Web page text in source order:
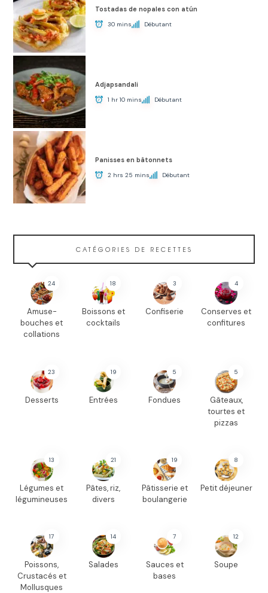
Tostadas de nopales con atún
30 mins Débutant
Adjapsandali
1 hr 10 mins Débutant
Panisses en bâtonnets
2 hrs 25 mins Débutant
CATÉGORIES DE RECETTES
24
Amuse-
bouches et
collations
18
Boissons et
cocktails
3
Confiserie
4
Conserves et
confitures
23
Desserts
19
Entrées
5
Fondues
5
Gâteaux,
tourtes et
pizzas
13
Légumes et
légumineuses
21
Pâtes, riz,
divers
19
Pâtisserie et
boulangerie
8
Petit déjeuner
17
Poissons,
Crustacés et
Mollusques
14
Salades
7
Sauces et
bases
12
Soupe